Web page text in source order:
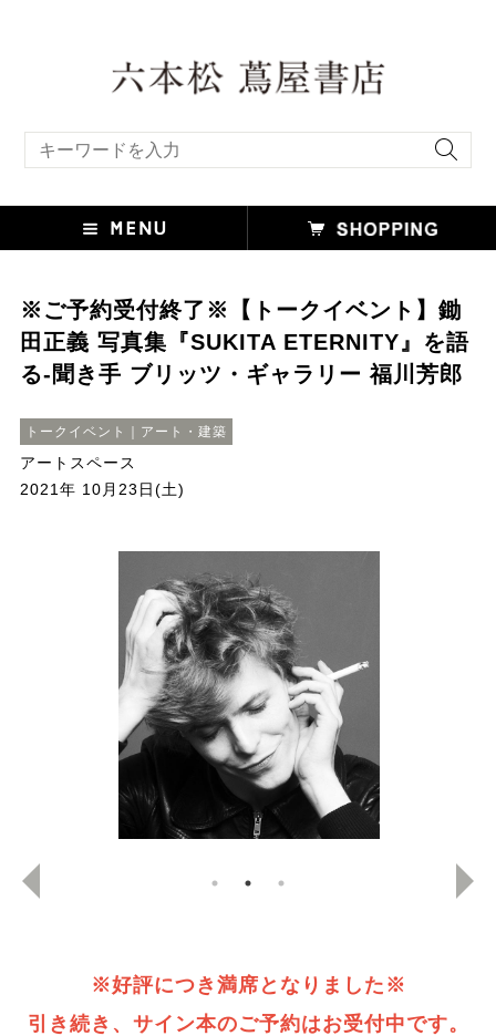
※ご予約受付終了※【トークイベント】鋤
田正義 写真集『SUKITA ETERNITY』を語
る-聞き手 ブリッツ・ギャラリー 福川芳郎
トークイベント｜アート・建築
アートスペース
2021年 10月23日(土)
※好評につき満席となりました※
引き続き、サイン本のご予約はお受付中です。